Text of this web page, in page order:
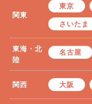
関東
東京
さいたま
東海・北
陸
名古屋
関西 大阪